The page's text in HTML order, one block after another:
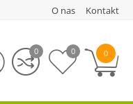
O nas Kontakt
0
0 0